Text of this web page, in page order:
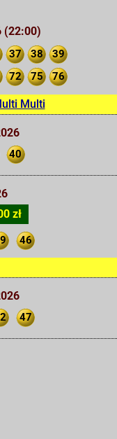
(22:00)
37 38
39
72 75 76
Multi
40
zł
46
47